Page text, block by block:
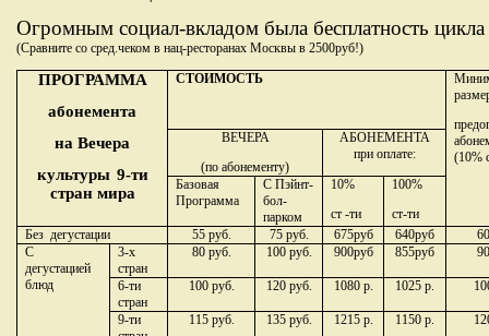
Огромным социал-вкладом была бесплатность
(Сравните со сред.чеком в нац-ресторанах Москвы в 2500руб!)
ПРОГРАММА
абонемента
на Вечера
культуры 9-ти
стран мира
СТОИМОСТЬ
(10%
ВЕЧЕРА
(по абонементу)
АБОНЕМЕНТА
при оплате:
Базовая
Программа
С Пэйнт-
бол-
парком
10%
ст -ти
100%
ст-ти
Без дегустации 55 руб. 75 руб. 675руб 640руб
С
дегустацией
блюд
3-х
стран
80 руб. 100 руб. 900руб 855руб
6-ти
стран
100 руб. 120 руб. 1080 р. 1025 р.
9-ти
115 руб. 135 руб. 1215 р. 1150 р.